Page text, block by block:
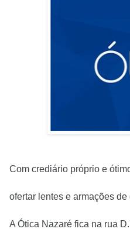
Com crediário próprio e
ofertar lentes e armações de
A Ótica Nazaré fica na rua